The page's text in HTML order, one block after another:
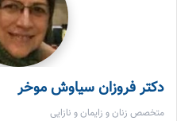
دکتر فروزان سیاوش موخر
متخصص زنان و زایمان و نازایی